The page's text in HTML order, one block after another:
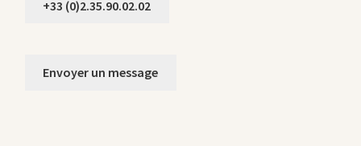
+33 (0)2.35.90.02.02
Envoyer un message